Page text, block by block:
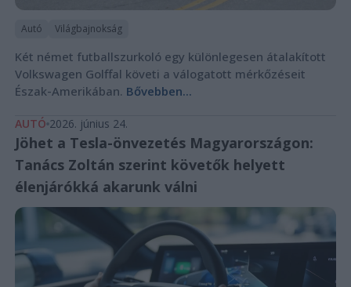
Autó Világbajnokság
Két német futballszurkoló egy különlegesen átalakított
Volkswagen Golffal követi a válogatott mérkőzéseit
Észak-Amerikában. Bővebben...
AUTÓ 2026. június 24.
Jöhet a Tesla-önvezetés Magyarországon:
Tanács Zoltán szerint követők helyett
élenjárókká akarunk válni